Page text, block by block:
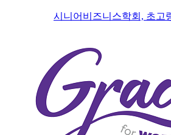
시니어비즈니스학회, 초고